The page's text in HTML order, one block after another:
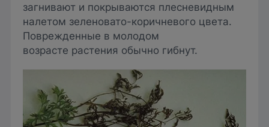
загнивают и покрываются плесневидным
налетом зеленовато-коричневого цвета.
Поврежденные в молодом
возрасте растения обычно гибнут.